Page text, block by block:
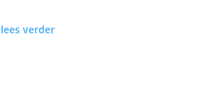
lees verder